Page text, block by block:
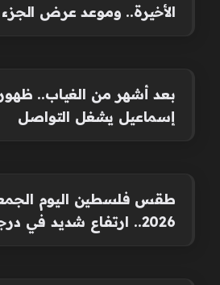
الأخيرة.. وموعد عرض الجزء
بعد أشهر من الغياب..
إسماعيل يشغل التواصل
2026.. ارتفاع شديد في درجات الحرارة